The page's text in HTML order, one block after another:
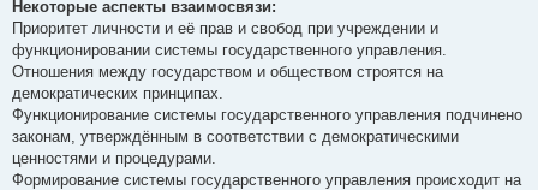
Некоторые аспекты взаимосвязи:
Приоритет личности и её прав и свобод при учреждении и
функционировании системы государственного управления.
Отношения между государством и обществом строятся на
демократических принципах.
Функционирование системы государственного управления подчинено
законам, утверждённым в соответствии с демократическими
ценностями и процедурами.
Формирование системы государственного управления происходит на